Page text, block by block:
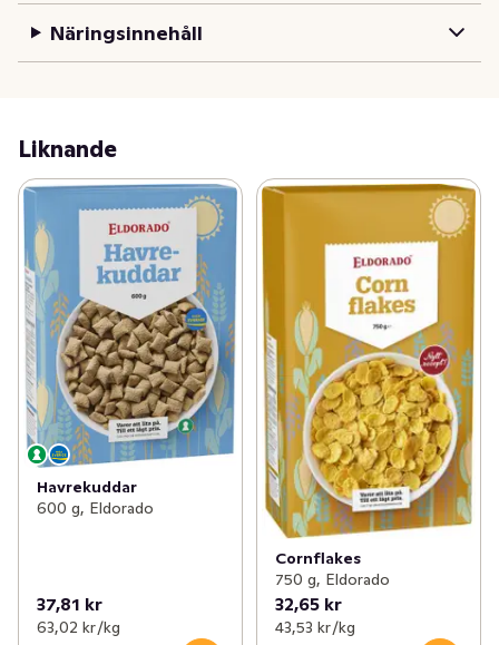
Näringsinnehåll
Liknande
Havrekuddar
600 g, Eldorado
37,81 kr
63,02 kr /kg
Cornflakes
750 g, Eldorado
32,65 kr
43,53 kr /kg